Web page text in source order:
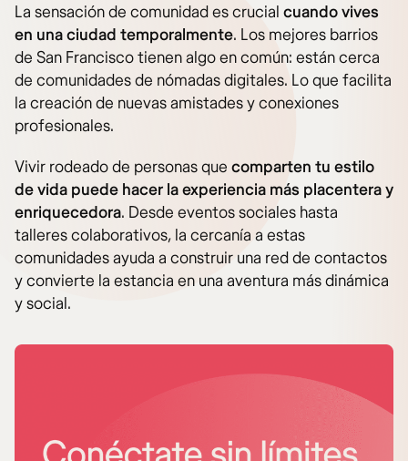
La sensación de comunidad es crucial cuando vives
en una ciudad temporalmente. Los mejores barrios
de San Francisco tienen algo en común: están cerca
de comunidades de nómadas digitales. Lo que facilita
la creación de nuevas amistades y conexiones
profesionales.
Vivir rodeado de personas que comparten tu estilo
de vida puede hacer la experiencia más placentera y
enriquecedora. Desde eventos sociales hasta
talleres colaborativos, la cercanía a estas
comunidades ayuda a construir una red de contactos
y convierte la estancia en una aventura más dinámica
y social.